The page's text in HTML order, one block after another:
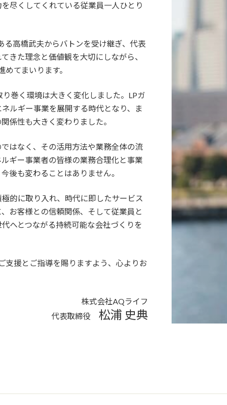
尽くしてくれている従業員一人ひとり
高橋武夫からバトンを受け継ぎ、代表
きた理念と価値観を大切にしながら、
てまいります。
巻く環境は大きく変化しました。LPガ
ルギー事業を展開する時代となり、ま
係性も大きく変わりました。
はなく、その活用方法や業務全体の流
ギー事業者の皆様の業務合理化と事業
後も変わることはありません。
的に取り入れ、時代に即したサービス
お客様との信頼関係、そして従業員と
へとつながる持続可能な会社づくりを
支援とご指導を賜りますよう、心よりお
株式会社AQライフ
代表取締役 松浦 史典